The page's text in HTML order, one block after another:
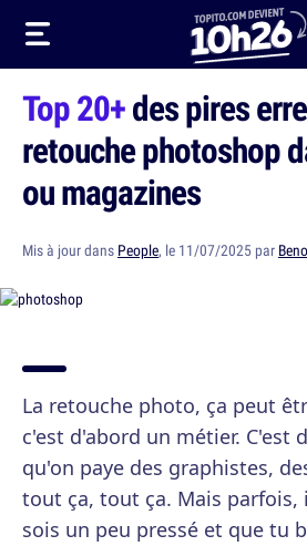
Top 20+des pires
retouche photoshop
ou magazines
Mis à jour dans People, le 11/07/2025 par
La retouche photo, ça peut
c'est d'abord un métier. C'est
qu'on paye des graphistes,
tout ça, tout ça. Mais parfois,
sois un peu pressé et que tu